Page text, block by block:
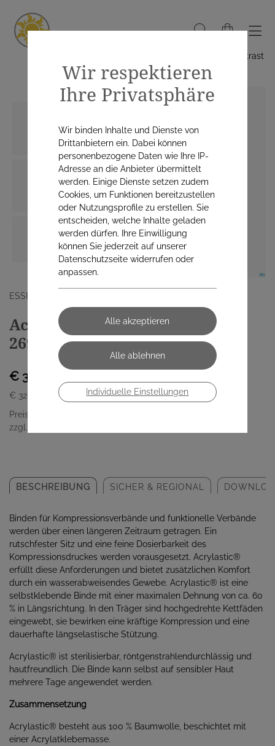
Hoher Kontrast
ESSITY AUSTRIA VERTRIEBS GMBH
Acrylastic 2,5m x 10cm Nr
269900 1 Stück
€ 32,70
€ 32,70
/ Stück
Preis inkl. MwSt.
zzgl. Versandkosten
BESCHREIBUNG SICHER & REGIONAL
Binden für Kompressionsverbände und funktionelle Verbände
werden über einen längeren Zeitraum getragen. Ein
rutschfester Sitz und eine feine Dosierbarkeit des
Kompressionsdruckes werden vorausgesetzt. Acrylastic®
erfüllt diese Anforderungen und bietet zusätzlichen Komfort
durch ein wasserabweisendes Gewebe. Acrylastic® ist eine
selbstklebende Binde mit einer maximalen Dehnung von ca. 60
% in Längsrichtung. In den Träger sind hochgedrehte Kettfäden
eingewebt, sie bewirken eine kräftige Kompression und eine
dauerhafte längselastische Stützung.
Acrylastic® ist sterilisierbar, röntgenstrahlendurchlässig und
hautfreundlich. Die Binde kann selbst auf sensibler Haut
mehrere Tage angewendet werden.
Zusammensetzung
Acrylastic® besteht aus 100 % Baumwolle, beschichtet mit
einer Acrylatklebemasse.
Wir respektieren
Ihre Privatsphäre
Wir binden Inhalte und Dienste von
Drittanbietern ein. Dabei können
personenbezogene Daten wie Ihre IP-
Adresse an die Anbieter übermittelt
werden. Einige Dienste setzen zudem
Cookies, um Funktionen bereitzustellen
oder Nutzungsprofile zu erstellen. Sie
entscheiden, welche Inhalte geladen
werden dürfen. Ihre Einwilligung
können Sie jederzeit auf unserer
Datenschutzseite widerrufen oder
anpassen.
Individuelle Einstellungen